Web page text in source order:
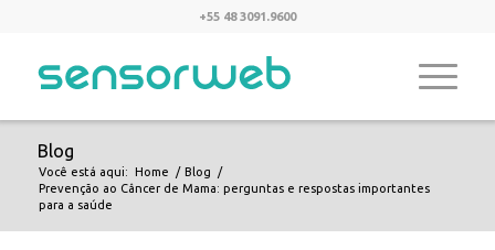
+55 48 3091.9600
Blog
Você está aqui: Home / Blog
/
Prevenção ao Câncer de Mama: perguntas e respostas importantes
para a saúde